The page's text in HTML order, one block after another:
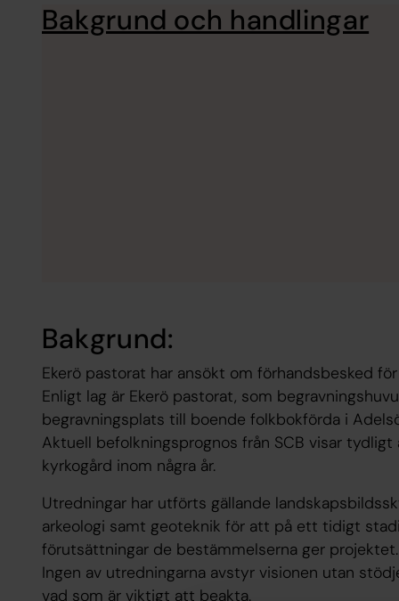
Bakgrund och handlingar
Bakgrund:
Ekerö pastorat har ansökt om förhandsbesked
Enligt lag är Ekerö pastorat, som
begravningsplats till boende folkbokförda i
Aktuell befolkningsprognos från SCB visar
kyrkogård inom några år.
Utredningar har utförts gällande
arkeologi samt geoteknik för att på ett tidigt
förutsättningar de bestämmelserna ger projektet.
Ingen av utredningarna avstyr visionen utan
vad som är viktigt att beakta.